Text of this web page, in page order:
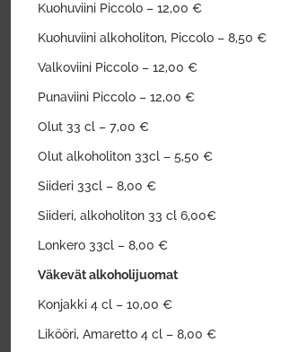
Kuohuviini Piccolo – 12,00 €
Kuohuviini alkoholiton, Piccolo – 8,50 €
Valkoviini Piccolo – 12,00 €
Punaviini Piccolo – 12,00 €
Olut 33 cl – 7,00 €
Olut alkoholiton 33cl – 5,50 €
Siideri 33cl – 8,00 €
Siideri, alkoholiton 33 cl 6,00€
Lonkero 33cl – 8,00 €
Väkevät alkoholijuomat
Konjakki 4 cl – 10,00 €
Likööri, Amaretto 4 cl – 8,00 €